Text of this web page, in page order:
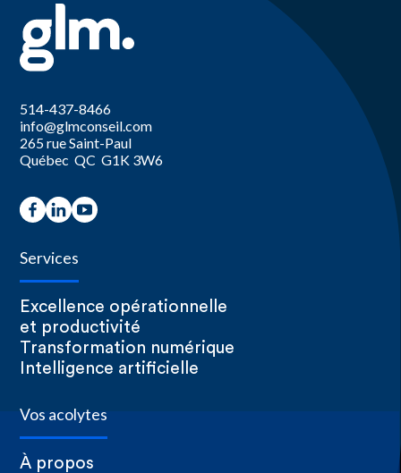
514-437-8466
info@glmconseil.com
265 rue Saint-Paul
Québec QC G1K 3W6
Services
Excellence opérationnelle
et productivité
Transformation numérique
Intelligence artificielle
Vos acolytes
À propos